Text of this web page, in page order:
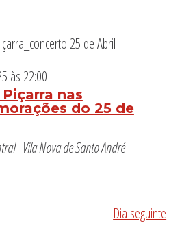
nas
do 25 de
às 22:00
- Vila Nova de Santo André
Dia seguinte